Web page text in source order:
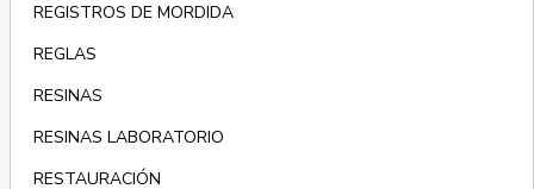
REGISTROS DE MORDIDA
REGLAS
RESINAS
RESINAS LABORATORIO
RESTAURACIÓN